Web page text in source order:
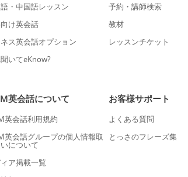
・中国語レッスン
け英会話
ス英会話オプション
いてeKnow?
予約・講師検索
教材
レッスンチケット
英会話について
英会話利用規約
英会話グループの個人情報取
について
ア掲載一覧
お客様サポート
よくある質問
とっさのフレーズ集